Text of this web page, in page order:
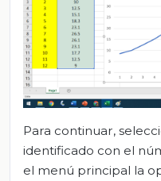
Para continuar,
identificado con el
el menú principal la